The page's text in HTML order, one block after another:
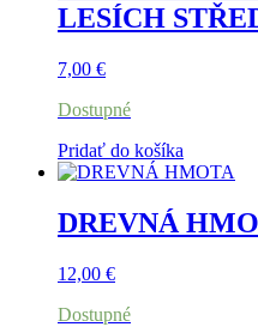
LESÍCH
7,00 €
Dostupné
Pridať do košíka
DREVNÁ
12,00 €
Dostupné